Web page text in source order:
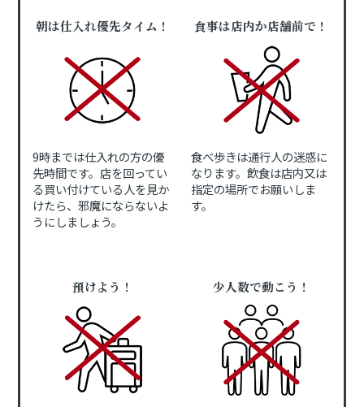
朝は仕入れ優先タイム！
9時までは仕入れの方の優
先時間です。店を回ってい
る買い付けている人を見か
けたら、邪魔にならないよ
うにしましょう。
食事は店内か店舗前で！
食べ歩きは通行人の迷惑に
なります。飲食は店内又は
指定の場所でお願いしま
す。
預けよう！ 少人数で動こう！